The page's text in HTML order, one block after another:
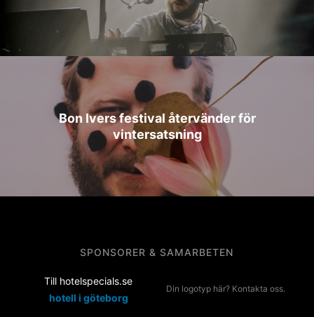
Bon Ivers festival återvänder för
vintersatsning
SPONSORER & SAMARBETEN
Till hotelspecials.se
hotell i göteborg
Din logotyp här? Kontakta oss.